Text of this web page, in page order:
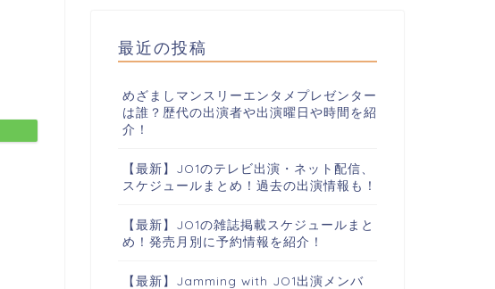
最近の投稿
めざましマンスリーエンタメプレゼンター
は誰？歴代の出演者や出演曜日や時間を紹
介！
【最新】JO1のテレビ出演・ネット配信、
スケジュールまとめ！過去の出演情報も！
【最新】JO1の雑誌掲載スケジュールまと
め！発売月別に予約情報を紹介！
【最新】Jamming with JO1出演メンバ